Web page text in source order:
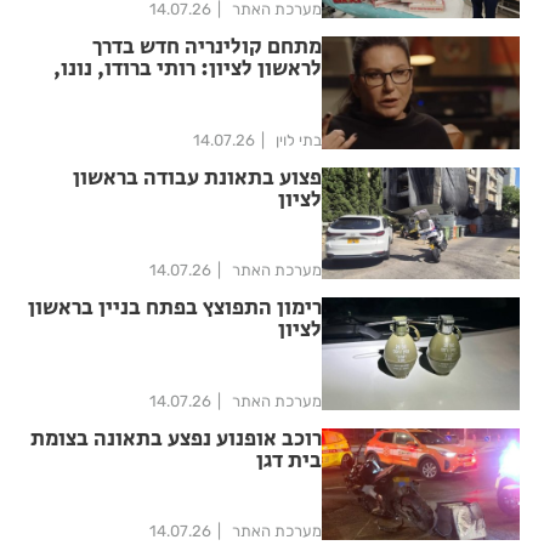
מערכת האתר 14.07.26
מתחם קולינריה חדש בדרך
לראשון לציון: רותי ברודו, נונו,
בתי לוין 14.07.26
פצוע בתאונת עבודה בראשון
לציון
מערכת האתר 14.07.26
רימון התפוצץ בפתח בניין בראשון
לציון
מערכת האתר 14.07.26
רוכב אופנוע נפצע בתאונה בצומת
בית דגן
מערכת האתר 14.07.26